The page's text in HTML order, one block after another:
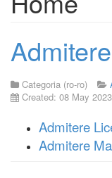
Categoria (ro-ro)
Created: 08 May 2023
Admitere
Admitere